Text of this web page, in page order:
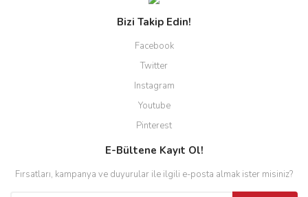
Bizi Takip Edin!
Facebook
Twitter
Instagram
Youtube
Pinterest
E-Bültene Kayıt Ol!
Fırsatları, kampanya ve duyurular ile ilgili e-posta almak ister misiniz?